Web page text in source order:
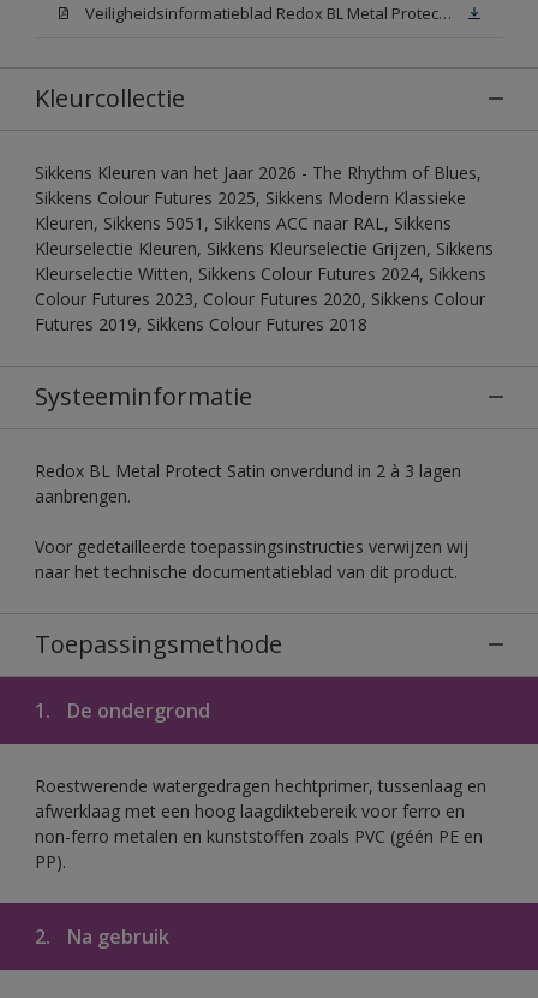
Veiligheidsinformatieblad Redox BL Metal Protect Satin White W05 (MSDS)
Kleurcollectie
Sikkens Kleuren van het Jaar 2026 - The Rhythm of Blues,
Sikkens Colour Futures 2025, Sikkens Modern Klassieke
Kleuren, Sikkens 5051, Sikkens ACC naar RAL, Sikkens
Kleurselectie Kleuren, Sikkens Kleurselectie Grijzen, Sikkens
Kleurselectie Witten, Sikkens Colour Futures 2024, Sikkens
Colour Futures 2023, Colour Futures 2020, Sikkens Colour
Futures 2019, Sikkens Colour Futures 2018
Systeeminformatie
Redox BL Metal Protect Satin onverdund in 2 à 3 lagen
aanbrengen.
Voor gedetailleerde toepassingsinstructies verwijzen wij
naar het technische documentatieblad van dit product.
Toepassingsmethode
1. De ondergrond
Roestwerende watergedragen hechtprimer, tussenlaag en
afwerklaag met een hoog laagdiktebereik voor ferro en
non-ferro metalen en kunststoffen zoals PVC (géén PE en
PP).
2. Na gebruik